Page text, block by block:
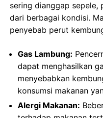
sering dianggap sepele,
dari berbagai kondisi.
penyebab perut
Gas Lambung:
dapat menghasilkan
menyebabkan
konsumsi makanan
Alergi Makanan: